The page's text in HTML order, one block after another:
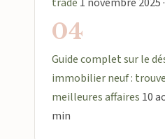
04
Guide complet sur le
immobilier neuf :
meilleures affaires 10
min